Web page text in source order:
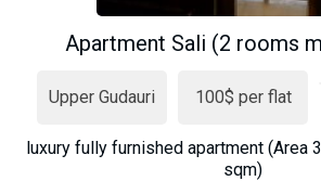
Apartment Sali (2 rooms
Upper Gudauri 100$ per flat
luxury fully furnished apartment (Area
sqm)